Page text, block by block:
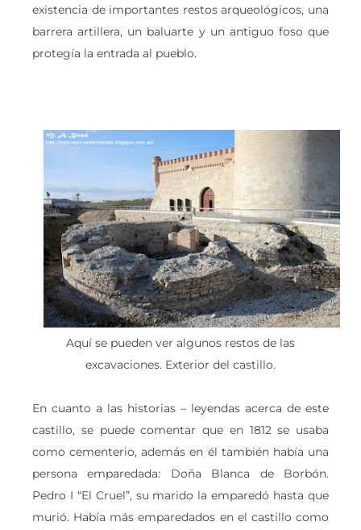
existencia de importantes restos arqueológicos, una
barrera artillera, un baluarte y un antiguo foso que
protegía la entrada al pueblo.
Aquí se pueden ver algunos restos de las
excavaciones. Exterior del castillo.
En cuanto a las historias – leyendas acerca de este
castillo, se puede comentar que en 1812 se usaba
como cementerio, además en él también había una
persona emparedada: Doña Blanca de Borbón.
Pedro I “El Cruel”, su marido la emparedó hasta que
murió. Había más emparedados en el castillo como